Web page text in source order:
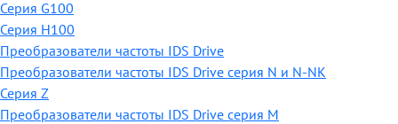
Серия G100
Серия H100
Преобразователи частоты IDS Drive
Преобразователи частоты IDS Drive серия N и N-NK
Серия Z
Преобразователи частоты IDS Drive серия М